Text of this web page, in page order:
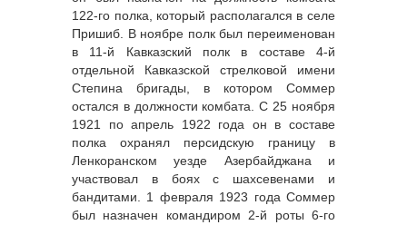
122-го полка, который располагался в селе
Пришиб. В ноябре полк был переименован
в 11-й Кавказский полк в составе 4-й
отдельной Кавказской стрелковой имени
Степина бригады, в котором Соммер
остался в должности комбата. С 25 ноября
1921 по апрель 1922 года он в составе
полка охранял персидскую границу в
Ленкоранском уезде Азербайджана и
участвовал в боях с шахсевенами и
бандитами. 1 февраля 1923 года Соммер
был назначен командиром 2-й роты 6-го